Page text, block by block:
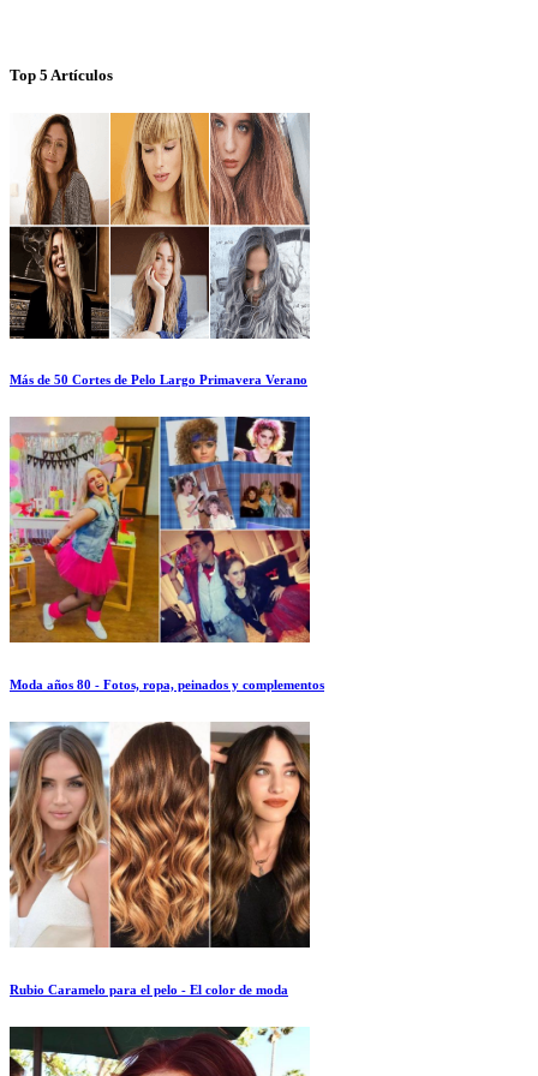
Top 5 Artículos
Más de 50 Cortes de Pelo Largo Primavera Verano
Moda años 80 - Fotos, ropa, peinados y complementos
Rubio Caramelo para el pelo - El color de moda